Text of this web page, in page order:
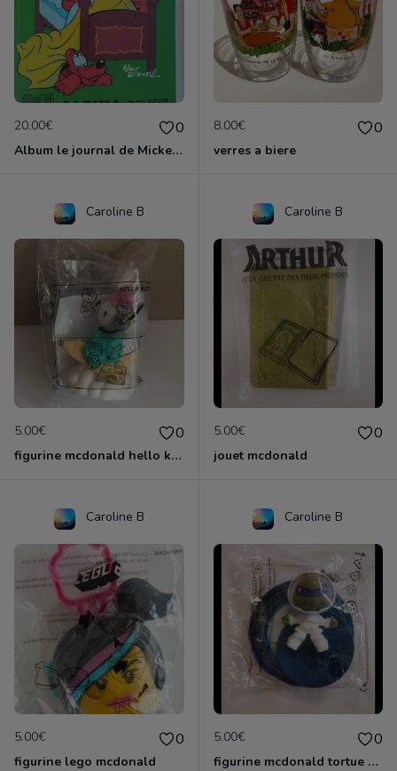
20.00€ 0
Album le journal de Mickey vintage ancien
8.00€ 0
verres a biere
Caroline B
5.00€ 0
figurine mcdonald hello kitty
Caroline B
5.00€ 0
jouet mcdonald
Caroline B
5.00€ 0
figurine lego mcdonald
Caroline B
5.00€ 0
figurine mcdonald tortue ninja